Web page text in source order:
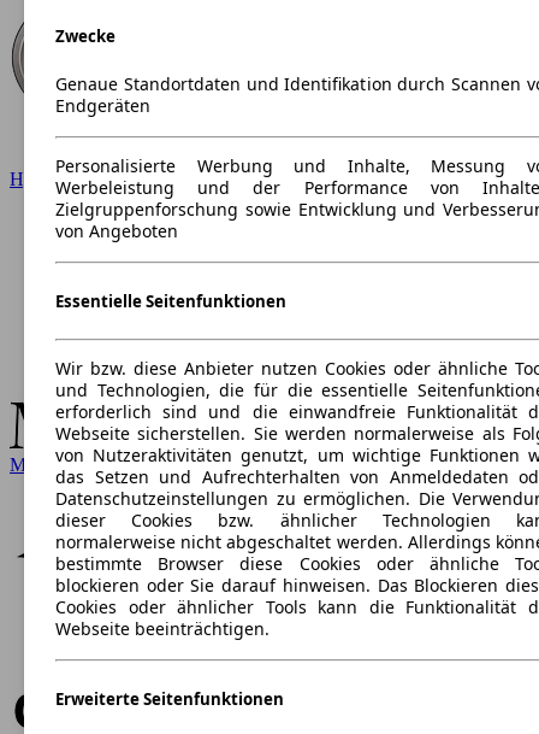
Hyundai
Mercedes-Benz
Zwecke
Genaue Standortdaten und Identifikation durch Scannen
Endgeräten
Personalisierte Werbung und Inhalte, Messung
Werbeleistung und der Performance von
Zielgruppenforschung sowie Entwicklung und
von Angeboten
Essentielle Seitenfunktionen
Wir bzw. diese Anbieter nutzen Cookies oder ähnliche
und Technologien, die für die essentielle
erforderlich sind und die einwandfreie Funktionalität
Webseite sicherstellen. Sie werden normalerweise als
von Nutzeraktivitäten genutzt, um wichtige Funktionen
das Setzen und Aufrechterhalten von Anmeldedaten
Datenschutzeinstellungen zu ermöglichen. Die
dieser Cookies bzw. ähnlicher Technologien
normalerweise nicht abgeschaltet werden. Allerdings
bestimmte Browser diese Cookies oder ähnliche
blockieren oder Sie darauf hinweisen. Das Blockieren
Cookies oder ähnlicher Tools kann die Funktionalität
Webseite beeinträchtigen.
Erweiterte Seitenfunktionen